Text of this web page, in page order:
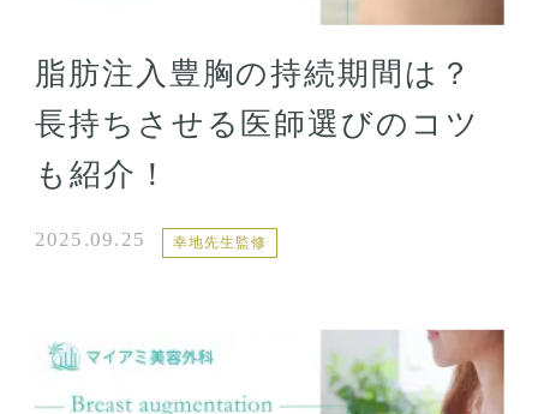
脂肪注入豊胸の持続期間は？
長持ちさせる医師選びのコツ
も紹介！
2025.09.25 幸地先生監修